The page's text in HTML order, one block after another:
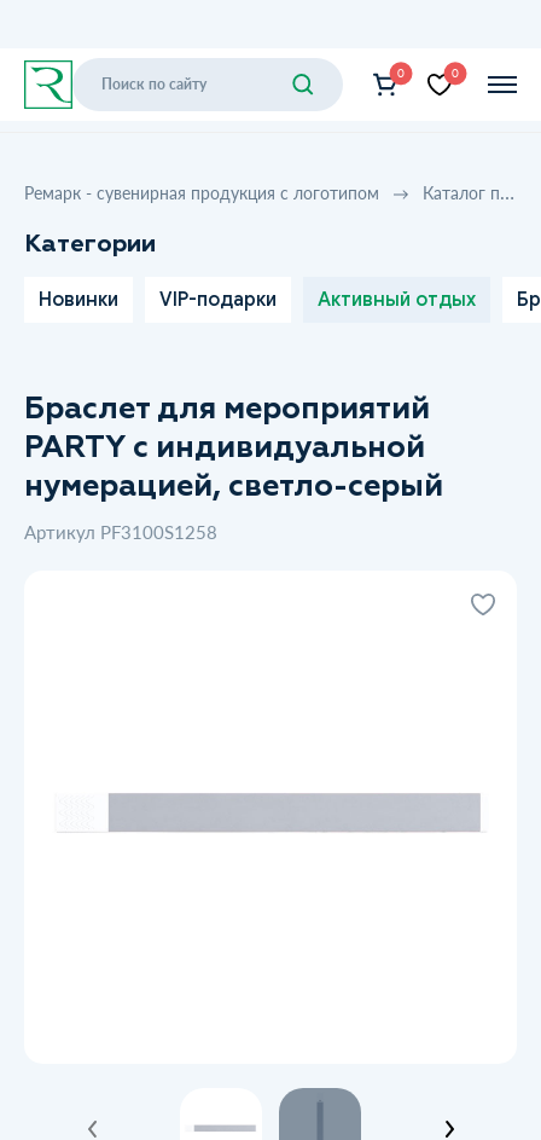
0 0
Ремарк - сувенирная продукция с логотипом Каталог продукции
Категории
Новинки VIP-подарки Активный отдых
Браслет для мероприятий
PARTY с индивидуальной
нумерацией, светло-серый
Артикул PF3100S1258